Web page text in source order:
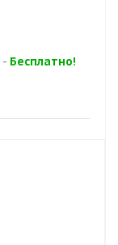
- Бесплатно!